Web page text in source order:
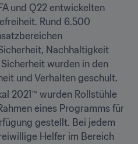
und Q22 entwickelten
Rund 6.500
Nachhaltigkeit
wurden in den
und Verhalten geschult.
2021™ wurden Rollstühle
eines Programms für
gestellt. Bei jedem
Helfer im Bereich